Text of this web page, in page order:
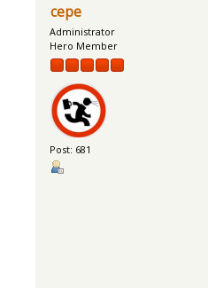
cepe
Administrator
Hero Member
Post: 681